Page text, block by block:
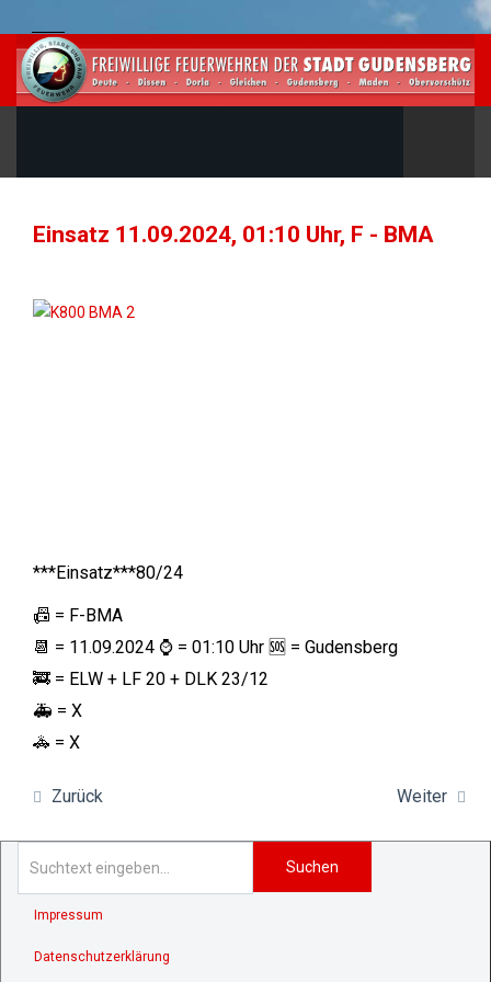
Einsatz 11.09.2024, 01:10 Uhr, F - BMA
***Einsatz***80/24
📠 = F-BMA
📆 = 11.09.2024 ⌚️ = 01:10 Uhr 🆘 = Gudensberg
🚒 = ELW + LF 20 + DLK 23/12
🚑 = X
🚓 = X
Zurück Weiter
Suchen
Impressum
Datenschutzerklärung